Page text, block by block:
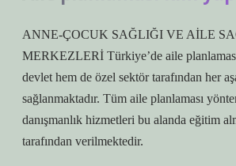
ANNE-ÇOCUK SAĞLIĞI VE AİLE
MERKEZLERİ Türkiye’de aile
devlet hem de özel sektör tarafından her
sağlanmaktadır. Tüm aile planlaması
danışmanlık hizmetleri bu alanda eğitim
tarafından verilmektedir.